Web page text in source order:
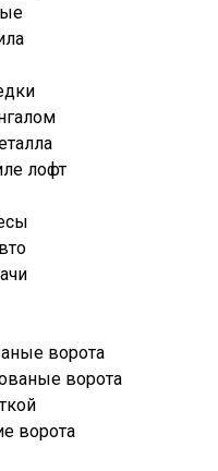
лофт
ворота
ворота
ворота